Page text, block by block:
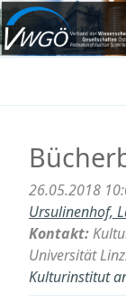
Zum
Inhalt
springenVWGÖ
Federation of
26.05.2018
Ursulinenhof,
Kontakt:
Universität
Kulturinstitut